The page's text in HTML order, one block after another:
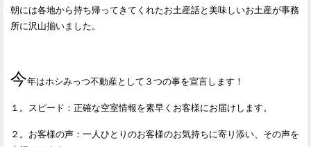
朝には各地から持ち帰ってきてくれたお土産話と美味しいお土産が事務
所に沢山揃いました。
今年はホシみっつ不動産として３つの事を宣言します！
１。スピード：正確な空室情報を素早くお客様にお届けします。
２。お客様の声：一人ひとりのお客様のお気持ちに寄り添い、その声を